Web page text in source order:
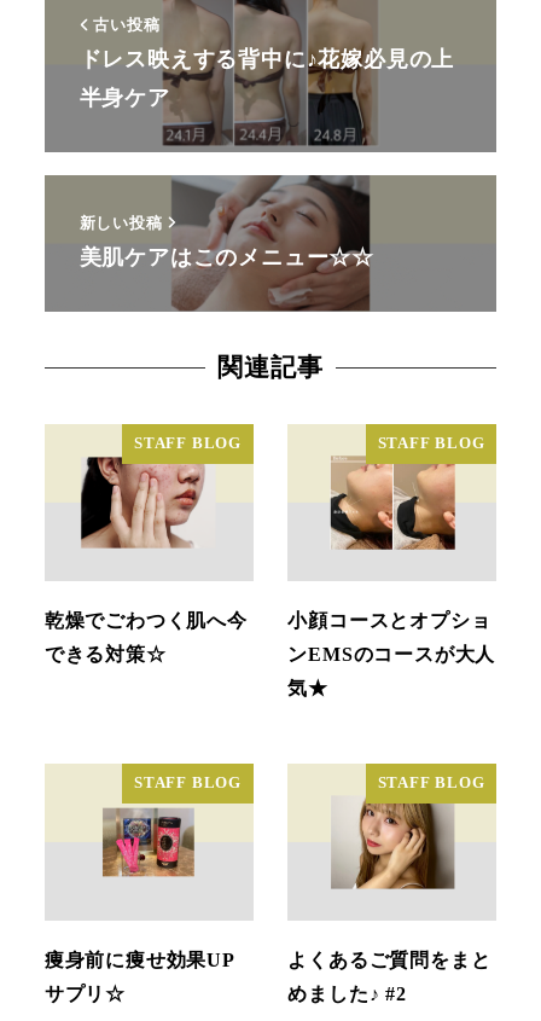
古い投稿
ドレス映えする背中に♪花嫁必見の上
半身ケア
新しい投稿
美肌ケアはこのメニュー☆☆
関連記事
STAFF BLOG
乾燥でごわつく肌へ今
できる対策☆
STAFF BLOG
小顔コースとオプショ
ンEMSのコースが大人
気★
STAFF BLOG
痩身前に痩せ効果UP
サプリ☆
STAFF BLOG
よくあるご質問をまと
めました♪ #2